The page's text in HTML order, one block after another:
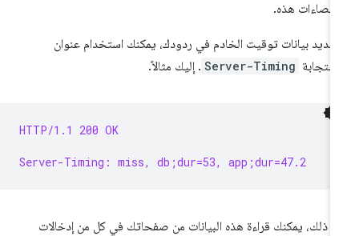
هذه.
بيانات توقيت الخادم في ردودك، يمكنك استخدام عنوان
Server-Timing . إليك مثالاً.
HTTP/1.1 200 OK
Server-Timing: miss, db;dur=53, app;dur=47.2
ذلك، يمكنك قراءة هذه البيانات من صفحاتك في كل من إدخالات